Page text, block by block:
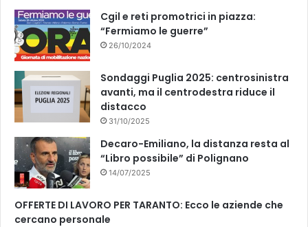
k
Cgil e reti promotrici in piazza:
“Fermiamo le guerre”
26/10/2024
Sondaggi Puglia 2025: centrosinistra
avanti, ma il centrodestra riduce il
distacco
31/10/2025
Decaro-Emiliano, la distanza resta al
“Libro possibile” di Polignano
14/07/2025
OFFERTE DI LAVORO PER TARANTO: Ecco le aziende che
cercano personale